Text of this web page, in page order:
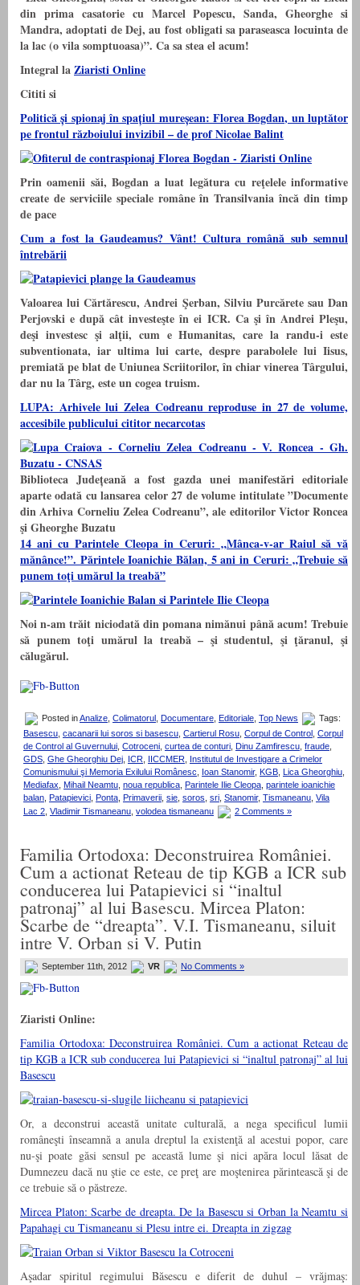
din prima casatorie cu Marcel Popescu, Sanda, Gheorghe si
Mandra, adoptati de Dej, au fost obligati sa paraseasca locuinta de
la lac (o vila somptuoasa)”. Ca sa stea el acum!
Integral laZiaristi Online
Cititi si
Politică și spionaj în spațiul mureșean: Florea Bogdan, un luptător
pe frontul războiului invizibil – de prof Nicolae Balint
Prin oamenii săi, Bogdan a luat legătura cu reţelele informative
create de serviciile speciale române în Transilvania încă din timp
de pace
Cum a fost la Gaudeamus? Vânt! Cultura română sub semnul
întrebării
Valoarea lui Cărtărescu, Andrei Şerban, Silviu Purcărete sau Dan
Perjovski e după cât investeşte în ei ICR. Ca şi în Andrei Pleşu,
deşi investesc şi alţii, cum e Humanitas, care la randu-i este
subventionata, iar ultima lui carte, despre parabolele lui Iisus,
premiată pe blat de Uniunea Scriitorilor, în chiar vinerea Târgului,
dar nu la Târg, este un cogea truism.
LUPA: Arhivele lui Zelea Codreanu reproduse in 27 de volume,
accesibile publicului cititor necarcotas
Biblioteca Județeană a fost gazda unei manifestări editoriale
aparte odată cu lansarea celor 27 de volume intitulate ”Documente
din Arhiva Corneliu Zelea Codreanu”, ale editorilor Victor Roncea
şi Gheorghe Buzatu
14 ani cu Parintele Cleopa in Ceruri: „Mânca-v-ar Raiul să vă
mănânce!”. Părintele Ioanichie Bălan, 5 ani in Ceruri: „Trebuie să
punem toţi umărul la treabă”
Noi n-am trăit niciodată din pomana nimănui până acum! Trebuie
să punem toţi umărul la treabă – şi studentul, şi ţăranul, şi
călugărul.
Posted inAnalize Colimatorul Documentare Editoriale Top News
Tags:
Basescu, cacanarii lui soros si basescu, Cartierul Rosu, Corpul de Control , Corpul
de Control al Guvernului, Cotroceni, curtea de conturi, Dinu Zamfirescu, fraude,
GDS, Ghe Gheorghiu Dej, ICR, IICCMER, Institutul de Investigare a Crimelor
Comunismului şi Memoria Exilului Românesc, Ioan Stanomir, KGB, Lica Gheorghiu,
Mediafax, Mihail Neamtu, noua republica, Parintele Ilie Cleopa, parintele ioanichie
balan, Patapievici, Ponta, Primaverii, sie, soros, sri, Stanomir, Tismaneanu, Vila
Lac 2 Vladimir Tismaneanu volodea tismaneanu 2 Comments »
Familia Ortodoxa: Deconstruirea României.
Cum a actionat Reteau de tip KGB a ICR sub
conducerea lui Patapievici si “inaltul
patronaj” al lui Basescu. Mircea Platon:
Scarbe de “dreapta”. V.I. Tismaneanu, siluit
intre V. Orban si V. Putin
September 11th, 2012 VR No Comments »
Ziaristi Online:
Familia Ortodoxa: Deconstruirea României. Cum a actionat Reteau de
tip KGB a ICR sub conducerea lui Patapievici si “inaltul patronaj” al lui
Basescu
Or, a deconstrui această unitate culturală, a nega specificul lumii
româneşti înseamnă a anula dreptul la existenţă al acestui popor, care
nu-şi poate găsi sensul pe această lume şi nici apăra locul lăsat de
Dumnezeu dacă nu ştie ce este, ce preţ are moştenirea părintească şi de
ce trebuie să o păstreze.
Mircea Platon: Scarbe de dreapta. De la Basescu si Orban la Neamtu si
Papahagi cu Tismaneanu si Plesu intre ei. Dreapta in zigzag
Aşadar spiritul regimului Băsescu e diferit de duhul – vrăjmaş: